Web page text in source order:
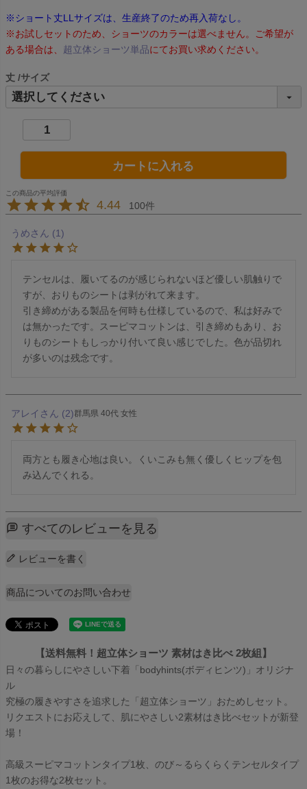
※ショート丈LLサイズは、生産終了のため再入荷なし。
※お試しセットのため、ショーツのカラーは選べません。ご希望が
ある場合は、 超立体ショーツ単品にてお買い求めください。
丈 サイズ
カートに入れる
4.44 100
うめ 1
テンセルは、履いてるのが感じられないほど優しい肌触りで
すが、おりものシートは剥がれて来ます。
引き締めがある製品を何時も仕様しているので、私は好みで
は無かったです。スーピマコットンは、引き締めもあり、お
りものシートもしっかり付いて良い感じでした。色が品切れ
が多いのは残念です。
アレイ 2 群馬県 40代 女性
両方とも履き心地は良い。くいこみも無く優しくヒップを包
み込んでくれる。
すべてのレビューを見る
レビューを書く
商品についてのお問い合わせ
【送料無料！超立体ショーツ 素材はき比べ 2枚組】
日々の暮らしにやさしい下着「bodyhints(ボディヒンツ)」オリジナ
ル
究極の履きやすさを追求した「超立体ショーツ」おためしセット。
リクエストにお応えして、肌にやさしい2素材はき比べセットが新登
場！
高級スーピマコットンタイプ1枚、のび～るらくらくテンセルタイプ
1枚のお得な2枚セット。